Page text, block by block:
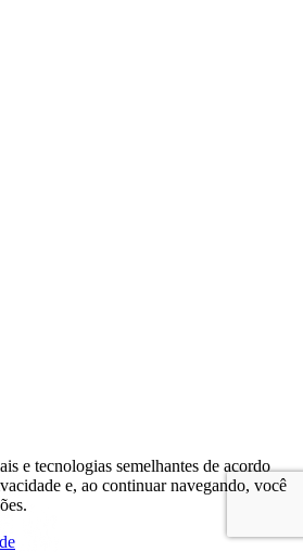
e tecnologias semelhantes de acordo
e, ao continuar navegando, você